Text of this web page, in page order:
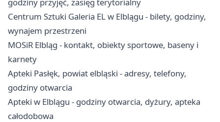
Centrum Sztuki Galeria EL w Elblągu - bilety, godziny,
wynajem przestrzeni
MOSiR Elbląg - kontakt, obiekty sportowe, baseny i
karnety
Apteki Pasłęk, powiat elbląski - adresy, telefony,
godziny otwarcia
Apteki w Elblągu - godziny otwarcia, dyżury, apteka
całodobowa